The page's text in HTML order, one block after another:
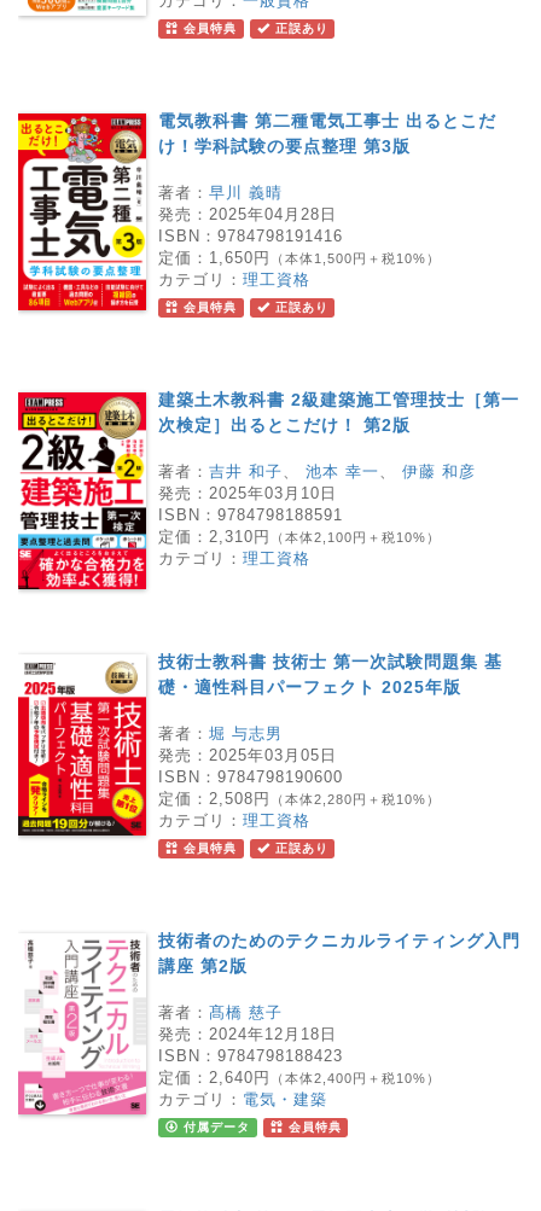
会員特典 正誤あり
電気教科書 第二種電気工事士 出るとこだ
け！学科試験の要点整理 第3版
著者： 早川 義晴
発売： 2025年04月28日
ISBN： 9784798191416
定価： 1,650円 （本体1,500円＋税10%）
カテゴリ： 理工資格
会員特典 正誤あり
建築土木教科書 2級建築施工管理技士［第一
次検定］出るとこだけ！ 第2版
著者： 吉井 和子 池本 幸一
伊藤 和彦
発売： 2025年03月10日
ISBN： 9784798188591
定価： 2,310円 （本体2,100円＋税10%）
カテゴリ： 理工資格
技術士教科書 技術士 第一次試験問題集 基
礎・適性科目パーフェクト 2025年版
著者： 堀 与志男
発売： 2025年03月05日
ISBN： 9784798190600
定価： 2,508円 （本体2,280円＋税10%）
カテゴリ： 理工資格
会員特典 正誤あり
技術者のためのテクニカルライティング入門
講座 第2版
著者： 髙橋 慈子
発売： 2024年12月18日
ISBN： 9784798188423
定価： 2,640円 （本体2,400円＋税10%）
カテゴリ： 電気・建築
付属データ 会員特典